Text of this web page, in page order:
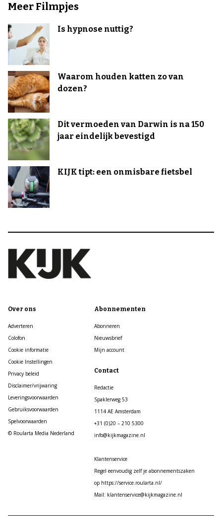
Meer Filmpjes
Is hypnose nuttig?
Waarom houden katten zo van
dozen?
Dit vermoeden van Darwin is na 150
jaar eindelijk bevestigd
KIJK tipt: een onmisbare fietsbel
Over ons
Adverteren
Colofon
Cookie informatie
Cookie Instellingen
Privacy beleid
Disclaimer/vrijwaring
Leveringsvoorwaarden
Gebruiksvoorwaarden
Spelvoorwaarden
© Roularta Media Nederland
Abonnementen
Abonneren
Nieuwsbrief
Mijn account
Contact
Redactie
Spaklerweg 53
1114 AE Amsterdam
+31 (0)20 – 210 5300
info@kijkmagazine.nl
Klantenservice
Regel eenvoudig zelf je abonnementszaken
op https://service.roularta.nl/
Mail: klantenservice@kijkmagazine.nl